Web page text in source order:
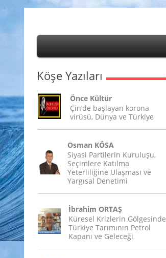
Köşe Yazıları
Önce Kültür
Çin’de başlayan korona
virüsü, Dünya ve Türkiye
Osman KÖSA
Siyasi Partilerin Kuruluşu,
Seçimlere Katılma
Yeterliliğine Ulaşması ve
Yargısal Denetimi
İbrahim ORTAŞ
Küresel Krizlerin Gölgesinde
Türkiye Tarımının Petrol
Kapanı ve Geleceği